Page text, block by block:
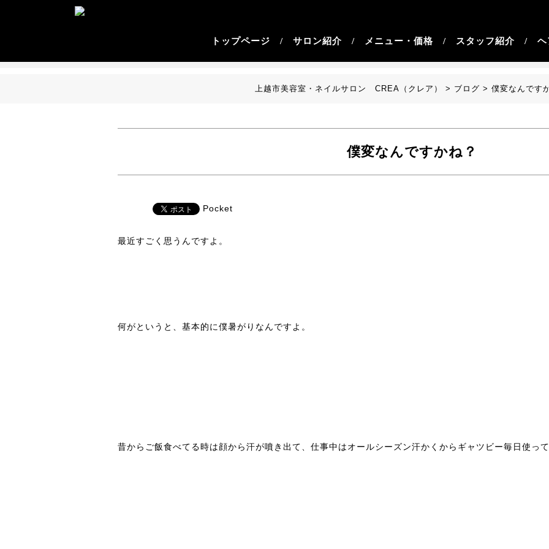
トップページ / サロン紹介 / メニュー・価格 / スタッフ紹介 / ヘ
上越市美容室・ネイルサロン CREA（クレア） > ブログ > 僕変なんです
僕変なんですかね？
Pocket
最近すごく思うんですよ。
何がというと、基本的に僕暑がりなんですよ。
昔からご飯食べてる時は顔から汗が噴き出て、仕事中はオールシーズン汗かくからギャツビー毎日使っ